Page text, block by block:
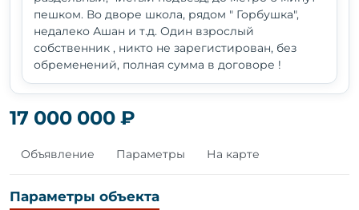
пешком. Во дворе школа, рядом " Горбушка",
недалеко Ашан и т.д. Один взрослый
собственник , никто не зарегистирован, без
обременений, полная сумма в договоре !
17 000 000 ₽
Объявление Параметры На карте
Параметры объекта